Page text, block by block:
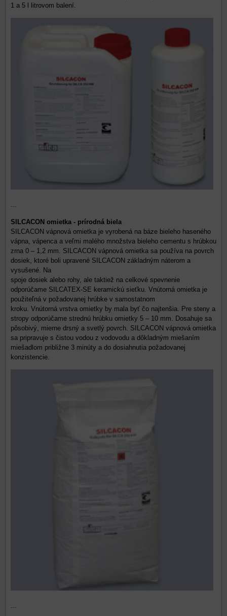
1 a 5 l litrovom balení.
...
SILCACON omietka - prírodná biela
SILCACON vápnová omietka je vyrobená na báze bieleho haseného
vápna, vápenca a veľmi malého množstva bieleho cementu s hrúbkou
zrna 0 – 1,2 mm. SILCACON vápnová omietka sa používa na povrch
dosiek, ktoré boli upravené SILCACON základným náterom a
vysušené. Na
spoje dosiek alebo rohy, ale taktiež na celkové spevnenie
odporúčame SILCATEX-SE keramickú sieťku. Vnútorná omietka je
použiteľná v požadovanej hrúbke v samostatnom
kroku. Vnútorná vrstva omietky by mala byť čo najtenšia. Pre steny a
stropy odporúčame strednú hrúbku omietky 5 – 10 mm. Dosahuje sa
pôsobivý, mierne drsný a svetlý povrch. SILCACON vápnová omietka
sa pripravuje s čistou vodou z vodovodu a dôkladným miešaním
miešadlom približne 3 minúty a do dosiahnutia požadovanej
konzistencie.
...